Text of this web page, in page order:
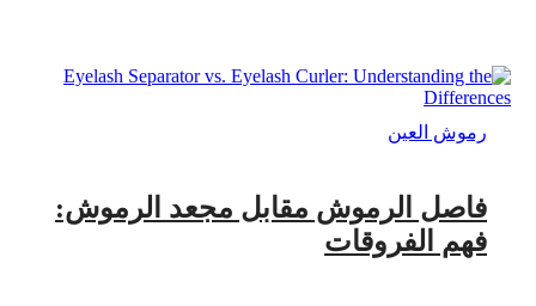
رموش العين
فاصل الرموش مقابل مجعد الرموش:
فهم الفروقات